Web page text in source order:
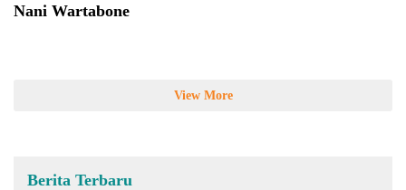
Nani Wartabone
View More
Berita Terbaru